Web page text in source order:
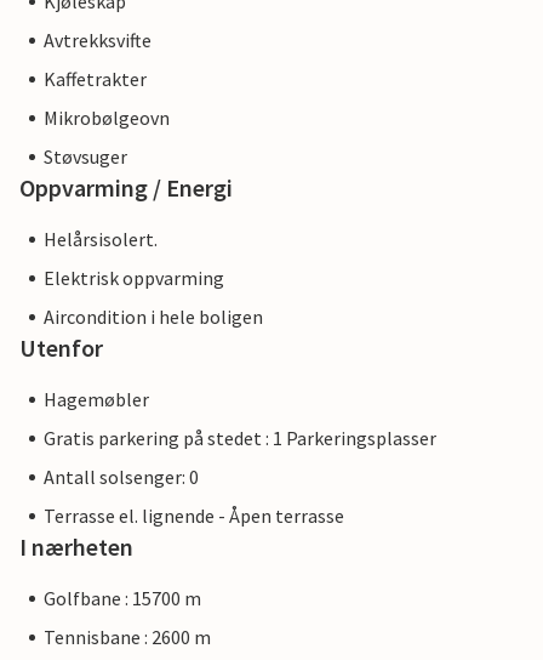
Avtrekksvifte
Kaffetrakter
Mikrobølgeovn
Støvsuger
Oppvarming / Energi
Helårsisolert.
Elektrisk oppvarming
Aircondition i hele boligen
Utenfor
Hagemøbler
Gratis parkering på stedet : 1 Parkeringsplasser
Antall solsenger: 0
Terrasse el. lignende - Åpen terrasse
I nærheten
Golfbane : 15700 m
Tennisbane : 2600 m